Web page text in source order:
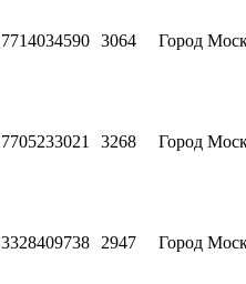
7714034590 3064 Город
7705233021 3268 Город
3328409738 2947 Город